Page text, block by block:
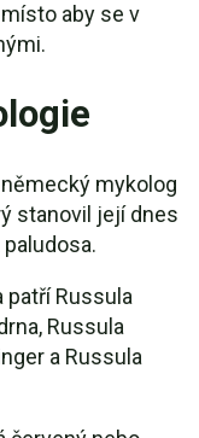
aby se v
mykolog
stanovil její dnes
patří Russula
Russula
a Russula